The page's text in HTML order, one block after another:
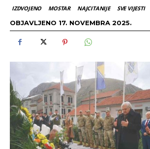
IZDVOJENO MOSTAR NAJCITANIJE SVE VIJESTI
OBJAVLJENO 17. NOVEMBRA 2025.